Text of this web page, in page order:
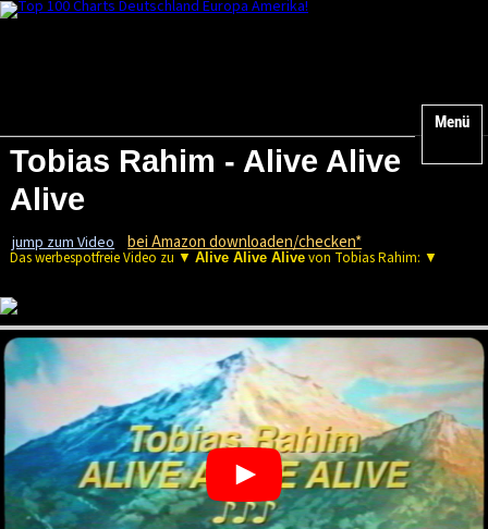
Menü
Tobias Rahim - Alive Alive
Alive
jump zum Video bei Amazon downloaden/checken*
Das werbespotfreie Video zu ▼ Alive Alive Alivevon Tobias Rahim: ▼